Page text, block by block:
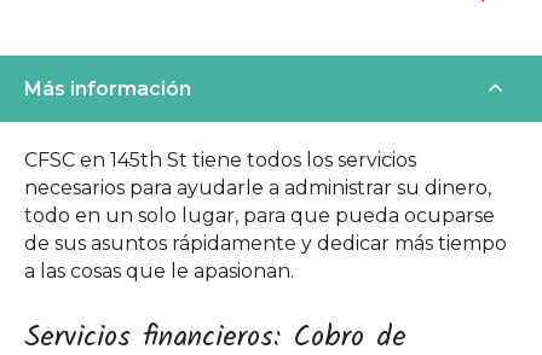
Más información
CFSC en 145th St tiene todos los servicios
necesarios para ayudarle a administrar su dinero,
todo en un solo lugar, para que pueda ocuparse
de sus asuntos rápidamente y dedicar más tiempo
a las cosas que le apasionan.
Servicios financieros: Cobro de